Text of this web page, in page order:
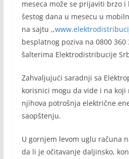
meseca može se prijaviti brzo i
šestog dana u mesecu u
na sajtu ,,
besplatnog poziva na 0800
šalterima Elektrodistribucije
Zahvaljujući saradnji sa
korisnici mogu da vide i na koji
njihova potrošnja električne
saopštenju.
U gornjem levom uglu računa
da li je očitavanje daljinsko,